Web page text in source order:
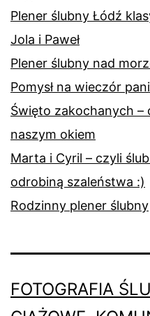
Plener ślubny Łódź
Jola i Paweł
Plener ślubny nad
Pomysł na wieczór
Święto zakochanych –
naszym okiem
Marta i Cyril – czyli
odrobiną szaleństwa :)
Rodzinny plener ślubny
FOTOGRAFIA